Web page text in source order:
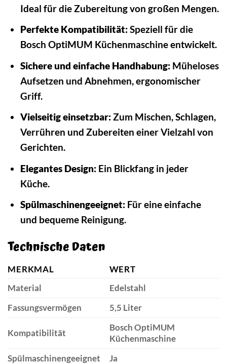
Ideal für die Zubereitung von großen Mengen.
Perfekte Kompatibilität:Speziell für die
Bosch OptiMUM Küchenmaschine entwickelt.
Sichere und einfache Handhabung:Müheloses
Aufsetzen und Abnehmen, ergonomischer
Griff.
Vielseitig einsetzbar:Zum Mischen, Schlagen,
Verrühren und Zubereiten einer Vielzahl von
Gerichten.
Elegantes Design:Ein Blickfang in jeder
Küche.
Spülmaschinengeeignet:Für eine einfache
und bequeme Reinigung.
Technische Daten
MERKMAL
WERT
Material
Edelstahl
Fassungsvermögen
5,5 Liter
Kompatibilität
Bosch OptiMUM
Küchenmaschine
Spülmaschinengeeignet
Ja